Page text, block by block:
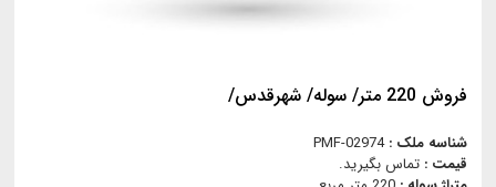
فروش 220 متر/ سوله/ شهرقدس/
شناسه ملک :PMF-02974
قیمت : تماس بگیرید.